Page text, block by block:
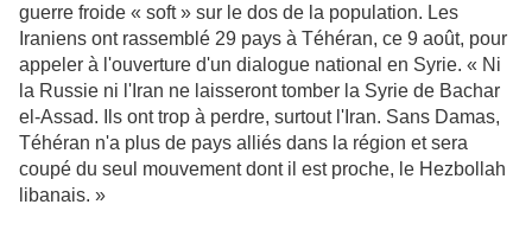
guerre froide « soft » sur le dos de la population. Les
Iraniens ont rassemblé 29 pays à Téhéran, ce 9 août, pour
appeler à l'ouverture d'un dialogue national en Syrie. « Ni
la Russie ni l'Iran ne laisseront tomber la Syrie de Bachar
el-Assad. Ils ont trop à perdre, surtout l'Iran. Sans Damas,
Téhéran n'a plus de pays alliés dans la région et sera
coupé du seul mouvement dont il est proche, le Hezbollah
libanais. »